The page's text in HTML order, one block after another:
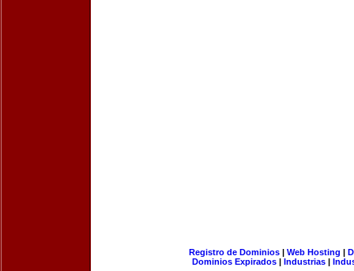
Registro de Dominios| Web Hosting |
Dominios Expirados | Industrias |